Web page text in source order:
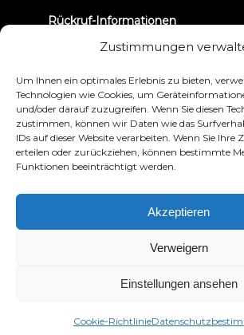
Zustimmungen
Um Ihnen ein optimales Erlebnis zu bieten,
Technologien wie Cookies, um
und/oder darauf zuzugreifen. Wenn Sie diesen
zustimmen, können wir Daten wie das
IDs auf dieser Website verarbeiten. Wenn Sie
erteilen oder zurückziehen, können bestimmte
Funktionen beeinträchtigt werden.
Akzeptieren
Verweigern
Einstellungen ansehen
Cookie-Richtlinie
Rückruf-Informationen
© 2026 True Fitness. All Rights
Datenschutzbestimmungen
Erklärung zur